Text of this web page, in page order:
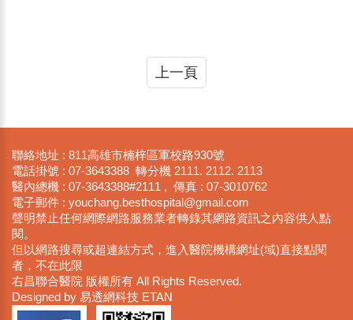
上一頁
聯絡地址 : 811高雄市楠梓區軍校路930號
電話掛號 : 07-3643388 轉分機 2111. 2112. 2113
醫內總機 : 07-3643388#2111 , 傳真 : 07-3010762
電子郵件 : youchan​g.besthosp​ital@gmail​.com
聲明禁止任何網際網路服務業者轉錄其網路資訊之內容供人點
閱。
但以網路搜尋或超連結方式，進入醫院機構網址(域)直接點閱
者，不在此限
右昌聯合醫院 版權所有 All Rights Reserved.
Designed by 易透網科技 ETAN